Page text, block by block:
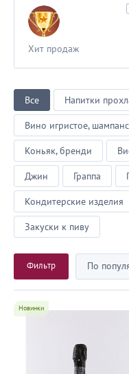
Хит продаж
Все Напитки
Вино игристое,
Коньяк, бренди
Джин Граппа
Кондитерские изделия
Закуски к пиву
Фильтр По
Новинки